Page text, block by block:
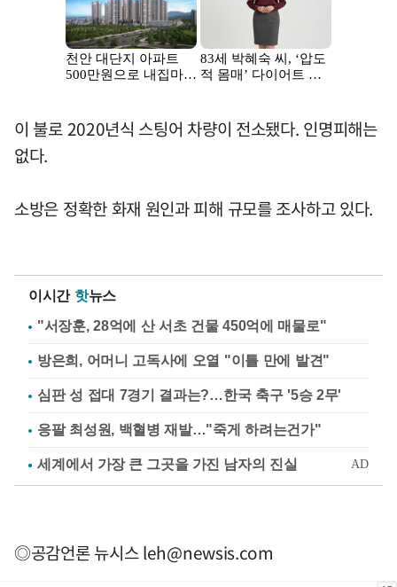
이 불로 2020년식 스팅어 차량이 전소됐다. 인명피해는
없다.
소방은 정확한 화재 원인과 피해 규모를 조사하고 있다.
이시간 핫뉴스
"서장훈, 28억에 산 서초 건물 450억에 매물로"
방은희, 어머니 고독사에 오열 "이틀 만에 발견"
심판 성 접대 7경기 결과는?…한국 축구 '5승 2무'
응팔 최성원, 백혈병 재발…"죽게 하려는건가"
◎공감언론 뉴시스leh@newsis.com